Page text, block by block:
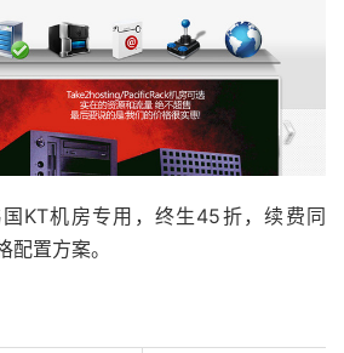
KT机房专用，终生45折，续费同
置方案。